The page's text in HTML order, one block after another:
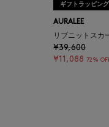
ギフトラッピング
AURALEE
リブニットスカ
¥39,600
¥11,088 72%